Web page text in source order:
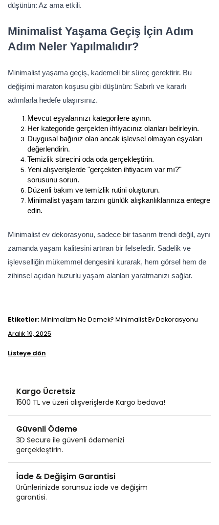
düşünün: Az ama etkili.
Minimalist Yaşama Geçiş İçin Adım
Adım Neler Yapılmalıdır?
Minimalist yaşama geçiş, kademeli bir süreç gerektirir. Bu
değişimi maraton koşusu gibi düşünün: Sabırlı ve kararlı
adımlarla hedefe ulaşırsınız.
Mevcut eşyalarınızı kategorilere ayırın.
Her kategoride gerçekten ihtiyacınız olanları belirleyin.
Duygusal bağınız olan ancak işlevsel olmayan eşyaları
değerlendirin.
Temizlik sürecini oda oda gerçekleştirin.
Yeni alışverişlerde "gerçekten ihtiyacım var mı?"
sorusunu sorun.
Düzenli bakım ve temizlik rutini oluşturun.
Minimalist yaşam tarzını günlük alışkanlıklarınıza entegre
edin.
Minimalist ev dekorasyonu, sadece bir tasarım trendi değil, aynı
zamanda yaşam kalitesini artıran bir felsefedir. Sadelik ve
işlevselliğin mükemmel dengesini kurarak, hem görsel hem de
zihinsel açıdan huzurlu yaşam alanları yaratmanızı sağlar.
Etiketler:Minimalizm Ne Demek? Minimalist Ev Dekorasyonu
Aralık 19, 2025
Listeye dön
Kargo Ücretsiz
1500 TL ve üzeri alışverişlerde Kargo bedava!
Güvenli Ödeme
3D Secure ile güvenli ödemenizi
gerçekleştirin.
İade & Değişim Garantisi
Ürünlerinizde sorunsuz iade ve değişim
garantisi.